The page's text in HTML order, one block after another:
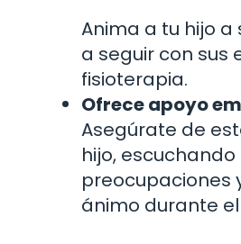
Anima a tu hijo
a seguir con sus
fisioterapia.
Ofrece apoyo
Asegúrate de
hijo, escuchando
preocupaciones
ánimo durante